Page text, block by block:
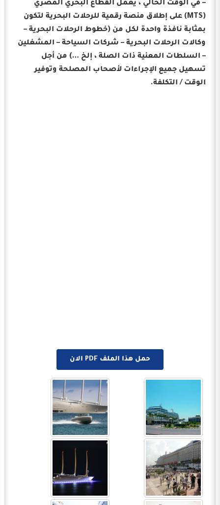
– في الوقت الحالي ، يعمل القطاع البحري المصري
(MTS) على إطلاق منصة رقمية للرحلات البحرية لتكون
بمثابة نافذة واحدة لكل من (خطوط الرحلات البحرية –
وكالات الرحلات البحرية – شركات السياحة – المشغلين
– السلطات المعنية ذات الصلة ، إلخ …) من أجل
تسهيل جميع الإجراءات لأصحاب المصلحة وتوفير
الوقت / التكلفة.
حمل هذا الملف PDF الان